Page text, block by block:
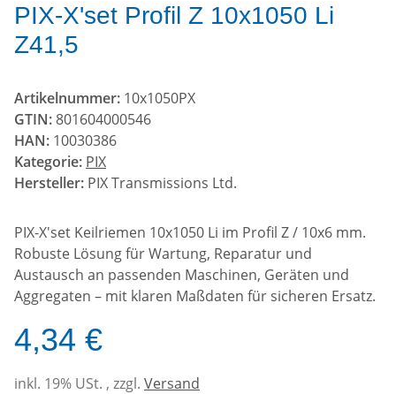
PIX-X'set Profil Z 10x1050 Li
Z41,5
Artikelnummer: 10x1050PX
GTIN:801604000546
HAN: 10030386
Kategorie: PIX
Hersteller: PIX Transmissions Ltd.
PIX-X'set Keilriemen 10x1050 Li im Profil Z / 10x6 mm.
Robuste Lösung für Wartung, Reparatur und
Austausch an passenden Maschinen, Geräten und
Aggregaten – mit klaren Maßdaten für sicheren Ersatz.
4,34 €
inkl. 19% USt. , zzgl. Versand